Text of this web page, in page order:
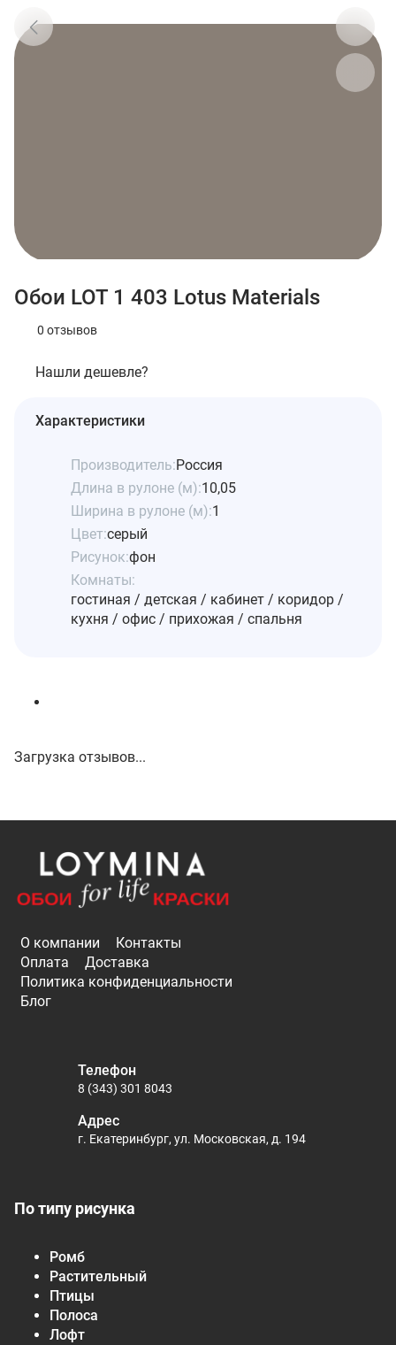
Обои LOT 1 403 Lotus Materials
0 отзывов
Нашли дешевле?
Характеристики
Производитель:Россия
Длина в рулоне (м):10,05
Ширина в рулоне (м):1
Цвет:серый
Рисунок:фон
Комнаты:
гостиная / детская / кабинет / коридор /
кухня / офис / прихожая / спальня
Загрузка отзывов...
О компании
Контакты
Оплата
Доставка
Политика конфиденциальности
Блог
По типу рисунка
Ромб
Растительный
Птицы
Полоса
Лофт
Телефон
8 (343) 301 8043
Адрес
г. Екатеринбург, ул. Московская, д. 194